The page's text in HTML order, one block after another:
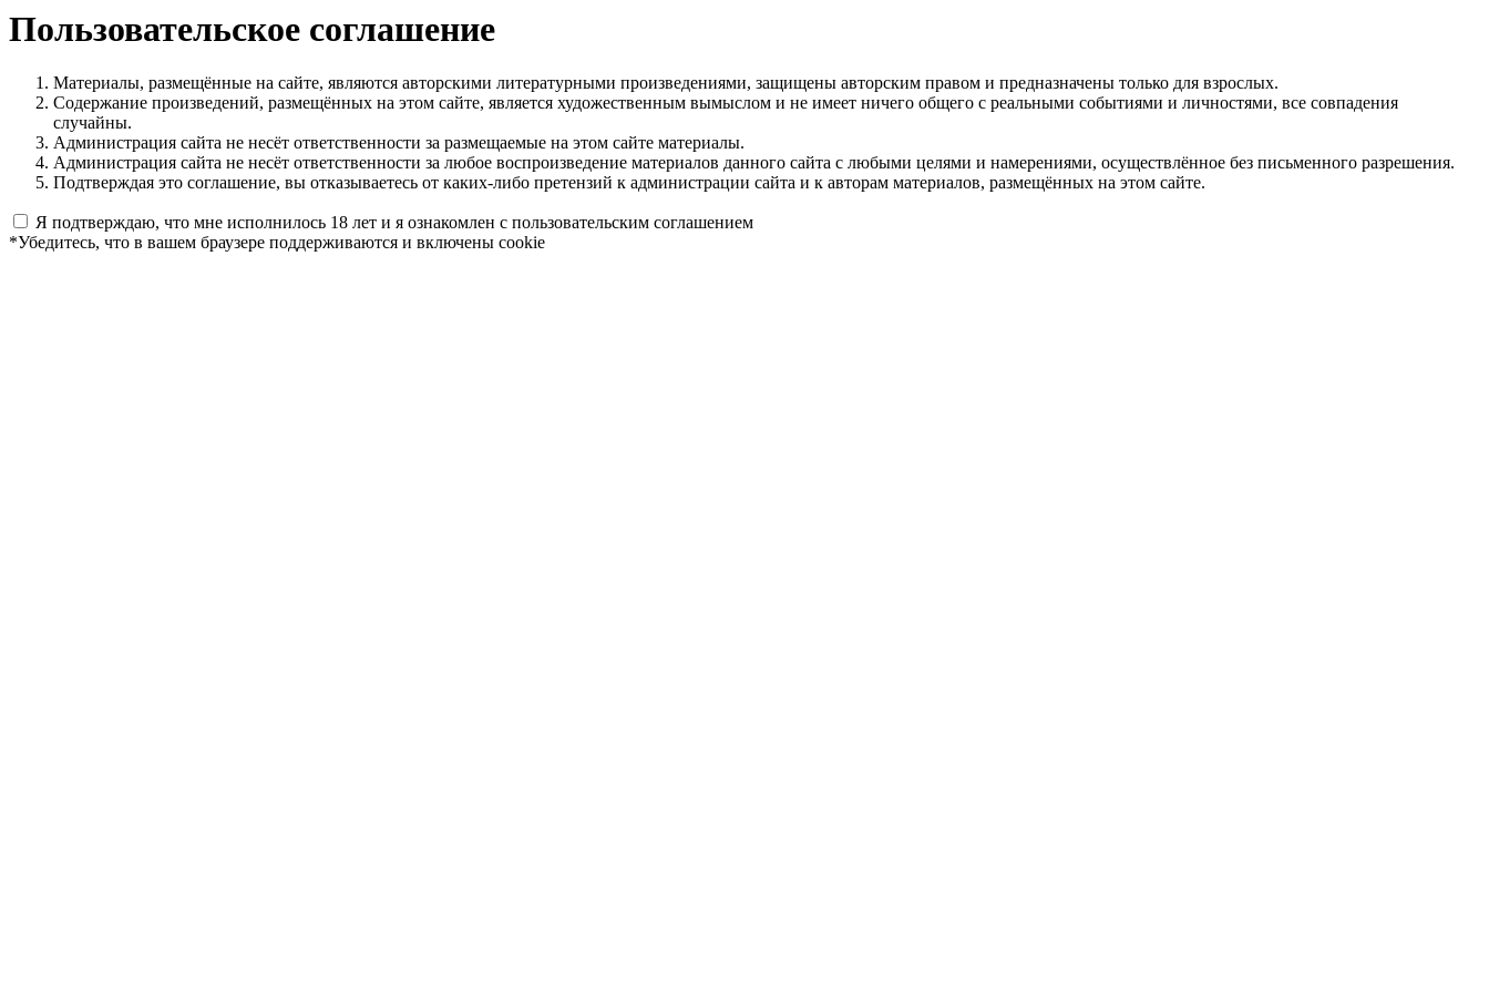
Пользовательское соглашение
Материалы, размещённые на сайте, являются авторскими литературными произведениями, защищены авторским правом и предназначены только для взрослых.
Содержание произведений, размещённых на этом сайте, является художественным вымыслом и не имеет ничего общего с реальными событиями и личностями, все совпадения
случайны.
Администрация сайта не несёт ответственности за размещаемые на этом сайте материалы.
Администрация сайта не несёт ответственности за любое воспроизведение материалов данного сайта с любыми целями и намерениями, осуществлённое без письменного разрешения.
Подтверждая это соглашение, вы отказываетесь от каких-либо претензий к администрации сайта и к авторам материалов, размещённых на этом сайте.
Я подтверждаю, что мне исполнилось 18 лет и я ознакомлен с пользовательским соглашением
*Убедитесь, что в вашем браузере поддерживаются и включены cookie